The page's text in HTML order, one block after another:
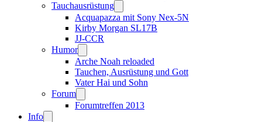
Tauchausrüstung
Acquapazza mit Sony Nex-5N
Kirby Morgan SL17B
JJ-CCR
Humor
Arche Noah reloaded
Tauchen, Ausrüstung und Gott
Vater Hai und Sohn
Forum
Forumtreffen 2013
Info